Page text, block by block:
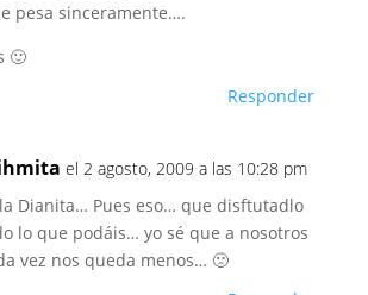
pesa sinceramente….
🙂
Responder
el 2 agosto, 2009 a las 10:28 pm
Dianita… Pues eso… que disftutadlo
lo que podáis… yo sé que a nosotros
vez nos queda menos… 🙁